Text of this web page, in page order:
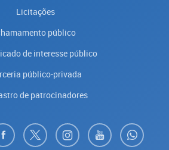
Licitações
público
de interesse público
público-privada
de patrocinadores